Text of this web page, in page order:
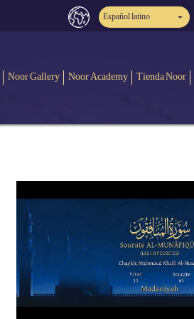
Español latino
Noor Gallery Noor Academy Tienda Noor